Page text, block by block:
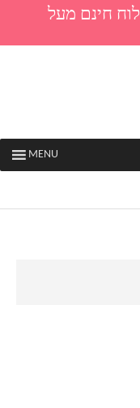
| משלוח חינם מעל
MENU